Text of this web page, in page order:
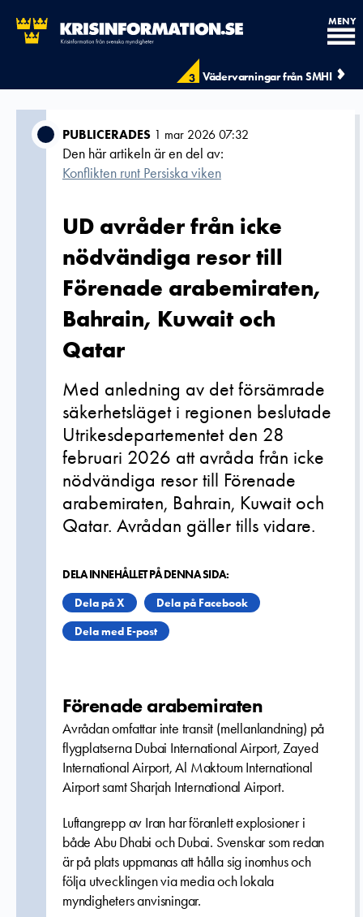
3 Vädervarningar från SMHI
MENY
PUBLICERADES 1 mar 2026 07:32
Den här artikeln är en del av:
Konflikten runt Persiska viken
UD avråder från icke
nödvändiga resor till
Förenade arabemiraten,
Bahrain, Kuwait och
Qatar
Med anledning av det försämrade
säkerhetsläget i regionen beslutade
Utrikesdepartementet den 28
februari 2026 att avråda från icke
nödvändiga resor till Förenade
arabemiraten, Bahrain, Kuwait och
Qatar. Avrådan gäller tills vidare.
DELA INNEHÅLLET PÅ DENNA SIDA:
Dela på X
Dela på Facebook
Dela med E-post
Förenade arabemiraten
Avrådan omfattar inte transit (mellanlandning) på
flygplatserna Dubai International Airport, Zayed
International Airport, Al Maktoum International
Airport samt Sharjah International Airport.
Luftangrepp av Iran har föranlett explosioner i
både Abu Dhabi och Dubai. Svenskar som redan
är på plats uppmanas att hålla sig inomhus och
följa utvecklingen via media och lokala
myndigheters anvisningar.